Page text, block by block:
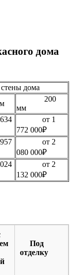
дома
дома
200
мм
от 1
772 000₽
от 2
080 000₽
от 2
132 000₽
Под
отделку